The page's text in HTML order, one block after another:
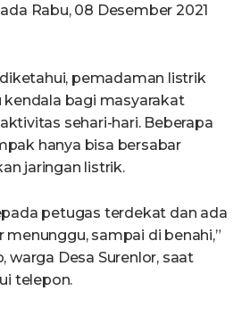
Rabu, 08 Desember 2021
pemadaman listrik
kendala bagi masyarakat
sehari-hari. Beberapa
hanya bisa bersabar
jaringan listrik.
petugas terdekat dan ada
menunggu, sampai di benahi,”
warga Desa Surenlor, saat
telepon.